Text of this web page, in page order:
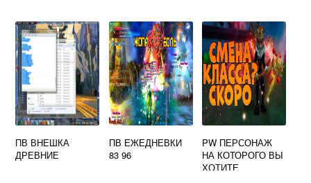
ПВ ВНЕШКА
ДРЕВНИЕ
ПВ ЕЖЕДНЕВКИ
83 96
PW ПЕРСОНАЖ
НА КОТОРОГО ВЫ
ХОТИТЕ